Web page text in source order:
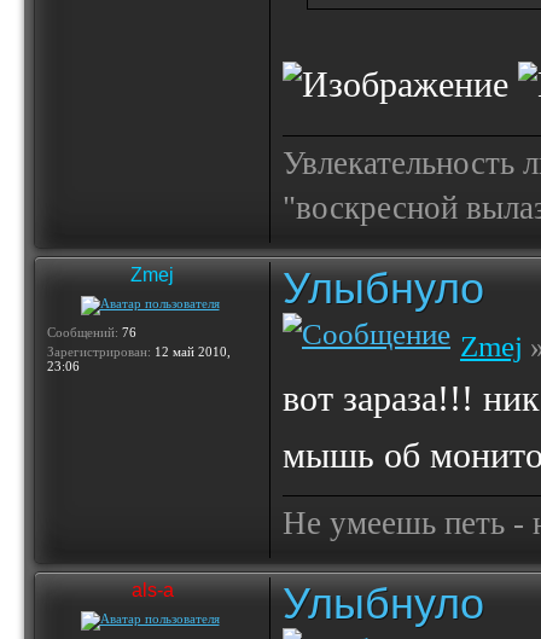
Увлекательность
"воскресной
Zmej
Сообщений: 76
Зарегистрирован: 12 май 2010,
23:06
Улыбнуло
Zmej
вот зараза!!!
мышь об
Не умеешь петь -
als-a Улыбнуло